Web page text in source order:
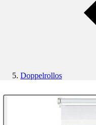
Doppelrollos